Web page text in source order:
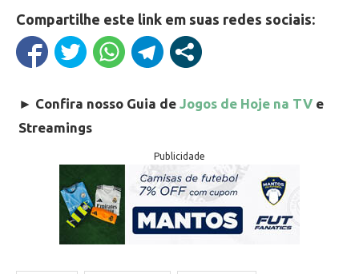
Compartilhe este link em suas redes sociais:
► Confira nosso Guia de Jogos de Hoje na TV e
Streamings
Publicidade